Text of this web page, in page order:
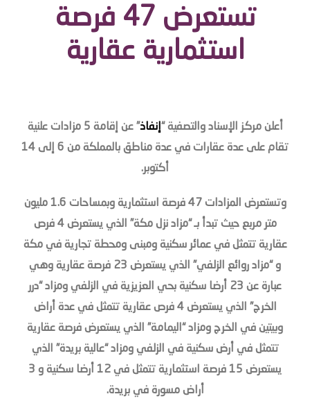
تستعرض 47 فرصة
استثمارية عقارية
أعلن مركز الإسناد والتصفية “إنفاذ
” عن إقامة 5 مزادات علنية
تقام على عدة عقارات في عدة مناطق بالمملكة من 6 إلى 14
أكتوبر.
وتستعرض المزادات 47 فرصة استثمارية وبمساحات 1.6 مليون
متر مربع حيث تبدأ بـ “مزاد نزل مكة” الذي يستعرض 4 فرص
عقارية تتمثل في عمائر سكنية ومبنى ومحطة تجارية في مكة
و “مزاد روائع الزلفي” الذي يستعرض 23 فرصة عقارية وهي
عبارة عن 23 أرضا سكنية بحي العزيزية في الزلفي ومزاد “درر
الخرج” الذي يستعرض 4 فرص عقارية تتمثل في عدة أراض
وبيتين في الخرج ومزاد “اليمامة” الذي يستعرض فرصة عقارية
تتمثل في أرض سكنية في الزلفي ومزاد “عالية بريدة” الذي
يستعرض 15 فرصة استثمارية تتمثل في 12 أرضا سكنية و 3
أراض مسورة في بريدة.